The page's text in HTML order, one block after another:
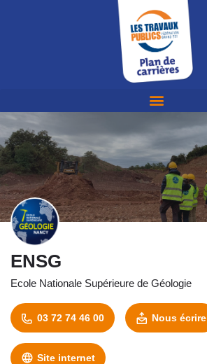
ENSG
Ecole Nationale Supérieure de Géologie
03 72 74 46 00 Nous écrire
Site internet